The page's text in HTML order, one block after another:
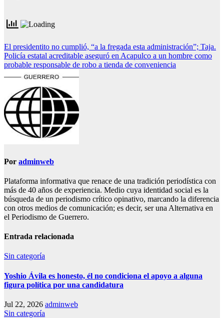
Navegación
de
entradas
El presidentito no cumplió, “a la fregada esta administración”; Taja.
Policía estatal acreditable aseguró en Acapulco a un hombre como
probable responsable de robo a tienda de conveniencia
Por adminweb
Plataforma informativa que renace de una tradición periodística con
más de 40 años de experiencia. Medio cuya identidad social es la
búsqueda de un periodismo crítico opinativo, marcando la diferencia
con otros medios de comunicación; es decir, ser una Alternativa en
el Periodismo de Guerrero.
Entrada relacionada
Sin categoría
Yoshio Ávila es honesto, él no condiciona el apoyo a alguna
figura política por una candidatura
Jul 22, 2026 adminweb
Sin categoría